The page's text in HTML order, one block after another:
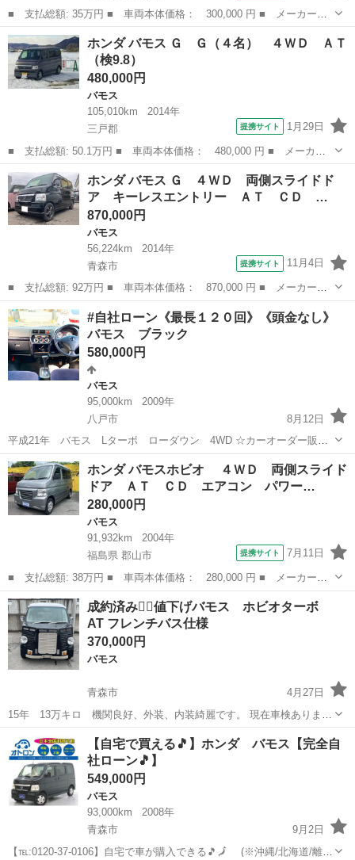
■ 支払総額: 35万円 ■ 車両本体価格： 300,000 円 ■ メーカー
名： ホンダ ■ 車種名： バモス ■ グレード名： ４ＷＤ 両
側スライドドア ＭＴ ミュージックプレイヤー接続可 カセット
エアコン パワー...
福島 西白河郡 バモス
ホンダ バモス Ｇ Ｇ（４名） ４ＷＤ ＡＴ
（検9.8）
480,000円
バモス
105,010km
2014年
三戸郡
提携サイト 1月29日
■ 支払総額: 50.1万円 ■ 車両本体価格： 480,000 円 ■ メーカー
名： ホンダ ■ 車種名： バモス ■ グレード名： Ｇ Ｇ（４
名） ４ＷＤ ＡＴ ■ 排気量： 660cc ■ ドア枚数： 5D ■ ミ
ッ...
青森 三戸郡 バモス
ホンダ バモス Ｇ ４ＷＤ 両側スライドド
ア キーレスエントリー ＡＴ ＣＤ …
870,000円
バモス
56,224km
2014年
青森市
提携サイト 11月4日
■ 支払総額: 92万円 ■ 車両本体価格： 870,000 円 ■ メーカー
名： ホンダ ■ 車種名： バモス ■ グレード名： Ｇ ４ＷＤ
両側スライドドア キーレスエントリー ＡＴ ＣＤ ＭＤ ミュー
ジックプレイヤー...
青森 青森市 バモス
#自社ローン《最長１２０回》《頭金なし》
バモス ブラック
580,000円
バモス
95,000km
2009年
八戸市
8月12日
平成21年 バモス Lターボ ローダウン 4WD ☆カーオーダー販売
サイト☆（理想のお車をお探し致します！！）
https://neocarorder.com/ ご希望のお車をお探しも可能になります！！
...
青森 八戸市 バモス
ホンダ バモスホビオ ４ＷＤ 両側スライド
ドア ＡＴ ＣＤ エアコン パワー…
280,000円
バモス
91,932km
2004年
福島県 郡山市
提携サイト 7月11日
■ 支払総額: 38万円 ■ 車両本体価格： 280,000 円 ■ メーカー
名： ホンダ ■ 車種名： バモスホビオ ■ グレード名： ４Ｗ
Ｄ 両側スライドドア ＡＴ ＣＤ エアコン パワーステアリン
グ パワーウィンド...
福島 郡山市 バモス
成約済み🏄‍♂️値下げバモス ホビオターボ
AT フレンチバス仕様
370,000円
バモス
青森市
4月27日
15年 13万キロ 機関良好、外装、内装綺麗です。 現在車検ありませ
ん。
青森市 バモス ホビオターボ
【自宅で買える🎵】ホンダ バモス【完全自
社ローン🎵】
549,000円
バモス
93,000km
2008年
青森市
9月2日
【℡:0120-37-0106】自宅で車が購入できる🎵🗾 (※沖縄/北海道/離島